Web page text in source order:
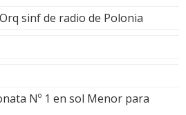
sinf de radio de Polonia
Nº 1 en sol Menor para